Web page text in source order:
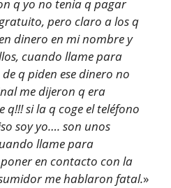
q yo no tenia q pagar
pero claro a los q
dinero en mi nombre y
cuando llame para
q piden ese dinero no
me dijeron q era
si la q coge el teléfono
soy yo…. son unos
llame para
en contacto con la
me hablaron fatal.»